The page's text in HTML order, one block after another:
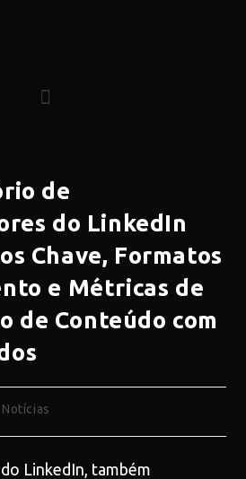
de
do LinkedIn
Chave, Formatos
e Métricas de
de Conteúdo com
Notícias
LinkedIn, também